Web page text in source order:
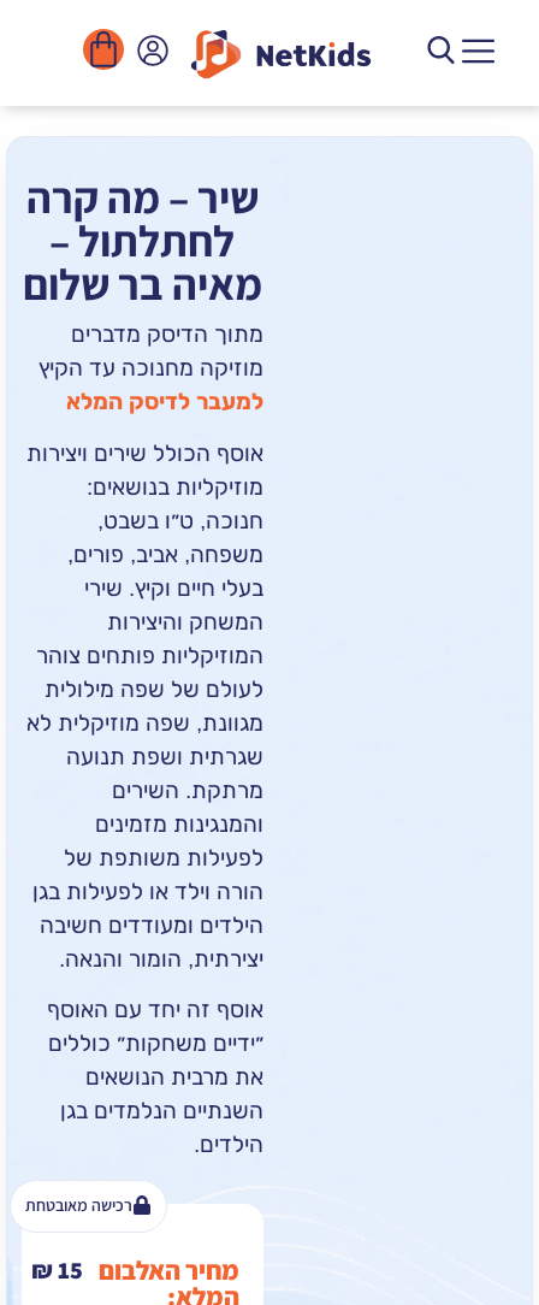
שיר – מה קרה
לחתלתול –
מאיה בר שלום
מתוך הדיסק מדברים
מוזיקה מחנוכה עד הקיץ
למעבר לדיסק המלא
אוסף הכולל שירים ויצירות
מוזיקליות בנושאים:
חנוכה, ט״ו בשבט,
משפחה, אביב, פורים,
בעלי חיים וקיץ. שירי
המשחק והיצירות
המוזיקליות פותחים צוהר
לעולם של שפה מילולית
מגוונת, שפה מוזיקלית לא
שגרתית ושפת תנועה
מרתקת. השירים
והמנגינות מזמינים
לפעילות משותפת של
הורה וילד או לפעילות בגן
הילדים ומעודדים חשיבה
יצירתית, הומור והנאה.
אוסף זה יחד עם האוסף
״ידיים משחקות״ כוללים
את מרבית הנושאים
השנתיים הנלמדים בגן
מחיר האלבום ₪15
רכישה מאובטחת